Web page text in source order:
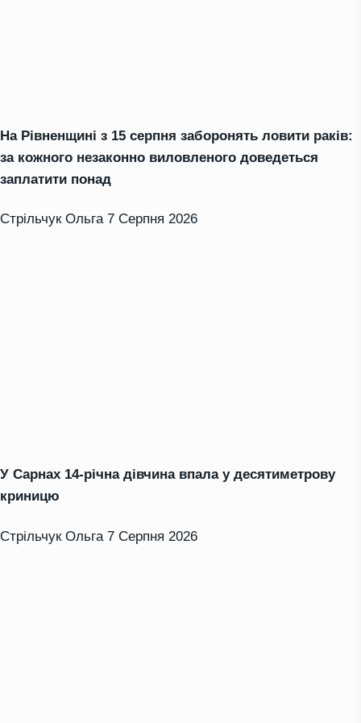
На Рівненщині з 15 серпня заборонять ловити раків:
за кожного незаконно виловленого доведеться
заплатити понад
Стрільчук Ольга 7 Серпня 2026
У Сарнах 14-річна дівчина впала у десятиметрову
криницю
Стрільчук Ольга 7 Серпня 2026